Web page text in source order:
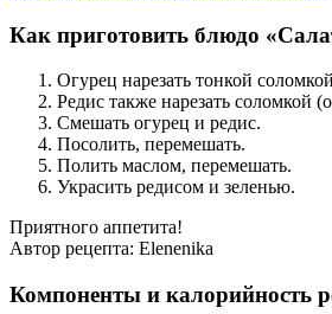
Как приготовить блюдо
Огурец нарезать тонкой
Редис также нарезать соломкой
Смешать огурец и редис.
Посолить, перемешать.
Полить маслом, перемешать.
Украсить редисом и зеленью.
Приятного аппетита!
Автор рецепта: Elenenika
Компоненты и калорийность